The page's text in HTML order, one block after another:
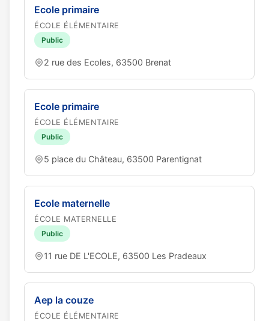
Ecole primaire
ÉCOLE ÉLÉMENTAIRE
Public
2 rue des Ecoles, 63500 Brenat
Ecole primaire
ÉCOLE ÉLÉMENTAIRE
Public
5 place du Château, 63500 Parentignat
Ecole maternelle
ÉCOLE MATERNELLE
Public
11 rue DE L'ECOLE, 63500 Les Pradeaux
Aep la couze
ÉCOLE ÉLÉMENTAIRE